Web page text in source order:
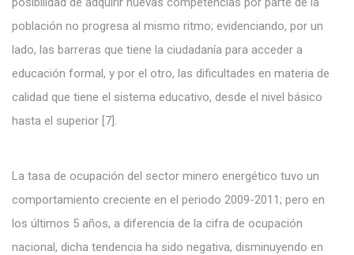
población no progresa al mismo ritmo; evidenciando, por un
lado, las barreras que tiene la ciudadanía para acceder a
educación formal, y por el otro, las dificultades en materia de
calidad que tiene el sistema educativo, desde el nivel básico
hasta el superior [7].
La tasa de ocupación del sector minero energético tuvo un
comportamiento creciente en el periodo 2009-2011; pero en
los últimos 5 años, a diferencia de la cifra de ocupación
nacional, dicha tendencia ha sido negativa, disminuyendo en